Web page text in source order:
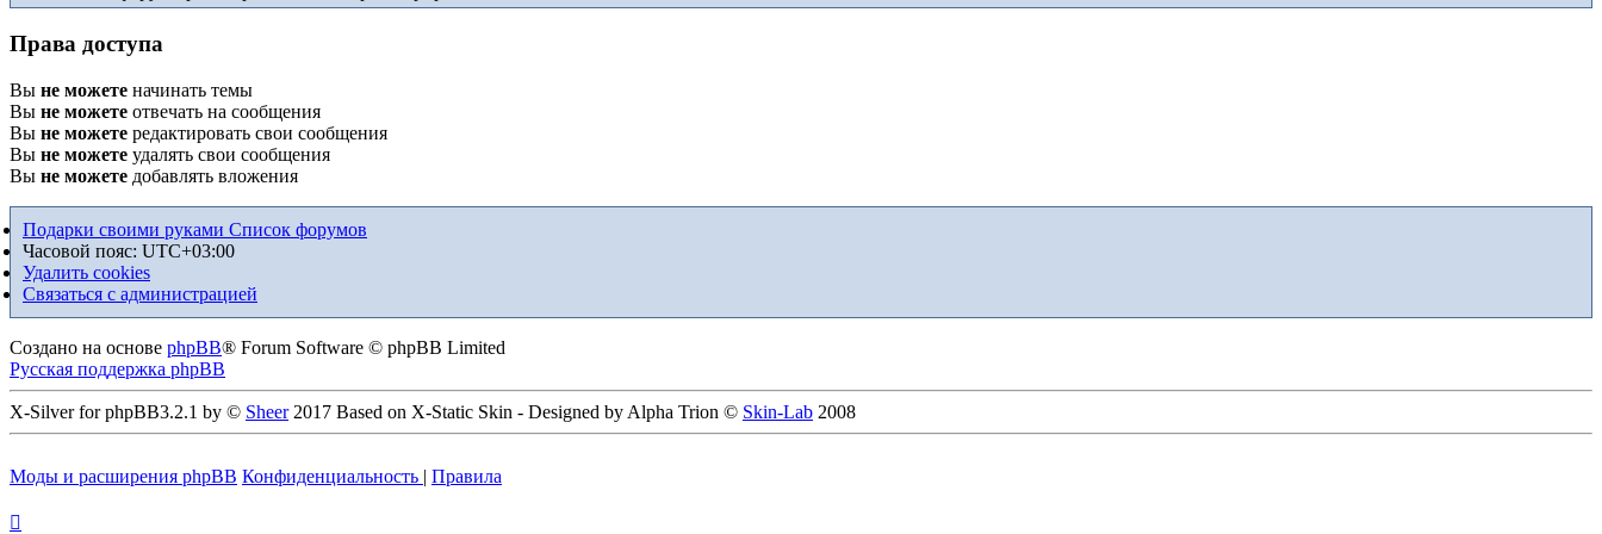
Права доступа
Вы не можете начинать темы
Вы не можете отвечать на сообщения
Вы не можете редактировать свои сообщения
Вы не можете удалять свои сообщения
Вы не можете добавлять вложения
Подарки своими руками Список форумов
Часовой пояс: UTC+03:00
Удалить cookies
Связаться с администрацией
Создано на основе phpBB® Forum Software © phpBB Limited
Русская поддержка phpBB
X-Silver for phpBB3.2.1 by © Sheer2017 Based on X-Static Skin - Designed by Alpha Trion © Skin-Lab 2008
Моды и расширения phpBB Конфиденциальность | Правила